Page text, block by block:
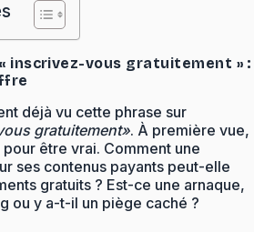
inscrivez-vous gratuitement » :
déjà vu cette phrase sur
gratuitement». À première vue,
être vrai. Comment une
ses contenus payants peut-elle
gratuits ? Est-ce une arnaque,
ou y a-t-il un piège caché ?